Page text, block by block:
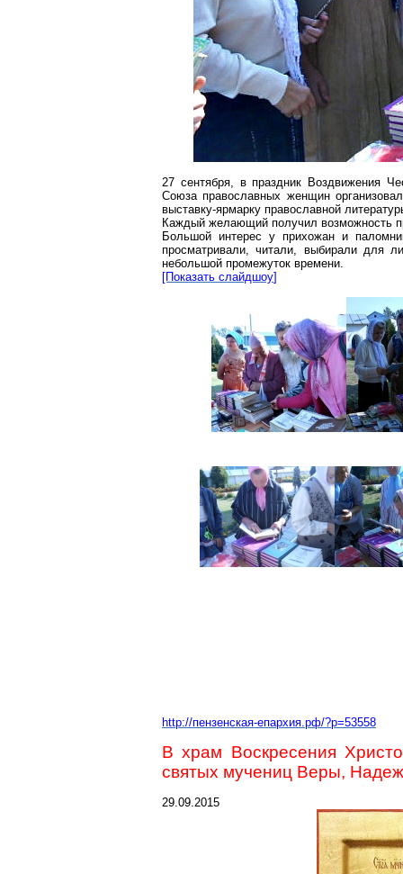
27 сентября, в праздник Воздвижения
Союза православных женщин
выставку-ярмарку православной
Каждый желающий получил возможность
Большой интерес у прихожан и
просматривали, читали, выбирали для
небольшой промежуток времени.
[Показать слайдшоу]
http://пензенская-епархия.рф/?p=53558
В храм Воскресения
святых мучениц Веры,
29.09.2015